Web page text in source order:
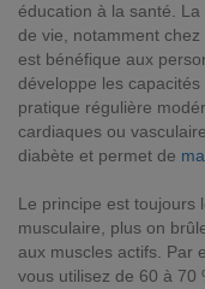
éducation à la santé. La
de vie, notamment
est bénéfique aux
développe les
pratique régulière
cardiaques ou
diabète et permet de
Le principe est toujours
musculaire, plus on
aux muscles actifs. Par
vous utilisez de 60 à 70